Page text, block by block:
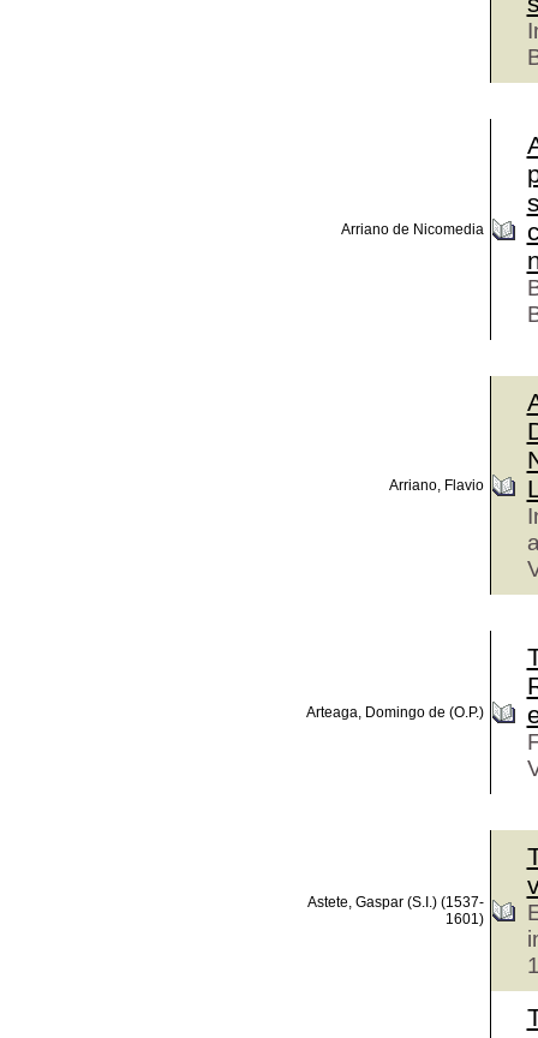
Arriano de Nicomedia
Arriano, Flavio
Arteaga, Domingo de (O.P.)
Astete, Gaspar (S.I.) (1537-
1601)